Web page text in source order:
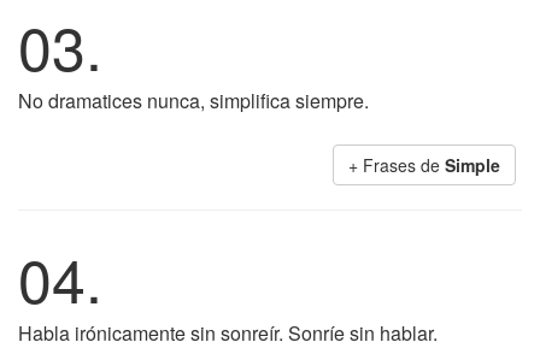
03.
No dramatices nunca, simplifica siempre.
+ Frases de Simple
04.
Habla irónicamente sin sonreír. Sonríe sin hablar.